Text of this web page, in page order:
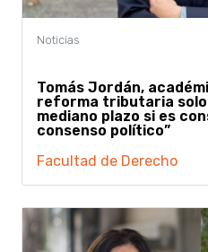
Tomás Jordán,
reforma tributaria solo
mediano plazo si es
consenso político”
Facultad de Derecho